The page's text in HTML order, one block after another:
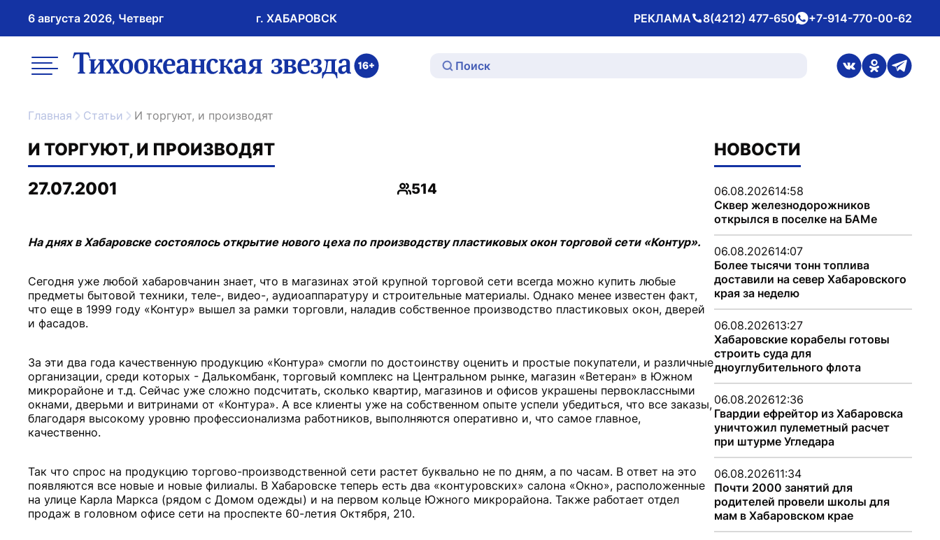
6 августа 2026, Четверг г. ХАБАРОВСК РЕКЛАМА
Телефон 8(4212) 477-650whatsApp
+7-914-770-00-62
меню ссылка на главную
ссылка на
ссылка на
Главная Статьи И торгуют, и производят
И ТОРГУЮТ, И ПРОИЗВОДЯТ
27.07.2001
Просмотры
514
На днях в Хабаровске состоялось открытие нового цеха по производству пластиковых окон торговой сети «Контур».
Сегодня уже любой хабаровчанин знает, что в магазинах этой крупной торговой сети всегда можно купить любые
предметы бытовой техники, теле-, видео-, аудиоаппаратуру и строительные материалы. Однако менее известен факт,
что еще в 1999 году «Контур» вышел за рамки торговли, наладив собственное производство пластиковых окон, дверей
и фасадов.
За эти два года качественную продукцию «Контура» смогли по достоинству оценить и простые покупатели, и различные
организации, среди которых - Далькомбанк, торговый комплекс на Центральном рынке, магазин «Ветеран» в Южном
микрорайоне и т.д. Сейчас уже сложно подсчитать, сколько квартир, магазинов и офисов украшены первоклассными
окнами, дверьми и витринами от «Контура». А все клиенты уже на собственном опыте успели убедиться, что все заказы,
благодаря высокому уровню профессионализма работников, выполняются оперативно и, что самое главное,
качественно.
Так что спрос на продукцию торгово-производственной сети растет буквально не по дням, а по часам. В ответ на это
появляются все новые и новые филиалы. В Хабаровске теперь есть два «контуровских» салона «Окно», расположенные
на улице Карла Маркса (рядом с Домом одежды) и на первом кольце Южного микрорайона. Также работает отдел
продаж в головном офисе сети на проспекте 60-летия Октября, 210.
НОВОСТИ
06.08.202614:58
Сквер железнодорожников
открылся в поселке на БАМе
06.08.202614:07
Более тысячи тонн топлива
доставили на север Хабаровского
края за неделю
06.08.202613:27
Хабаровские корабелы готовы
строить суда для
дноуглубительного флота
06.08.202612:36
Гвардии ефрейтор из Хабаровска
уничтожил пулеметный расчет
при штурме Угледара
06.08.202611:34
Почти 2000 занятий для
родителей провели школы для
мам в Хабаровском крае